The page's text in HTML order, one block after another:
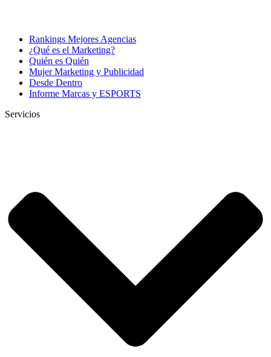
Rankings Mejores Agencias
¿Qué es el Marketing?
Quién es Quién
Mujer Marketing y Publicidad
Desde Dentro
Informe Marcas y ESPORTS
Servicios